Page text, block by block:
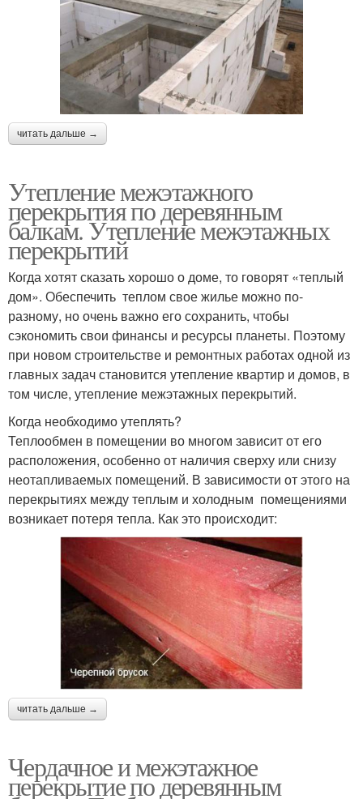
читать дальше →
Утепление межэтажного
перекрытия по деревянным
балкам. Утепление межэтажных
перекрытий
Когда хотят сказать хорошо о доме, то говорят «теплый
дом». Обеспечить теплом свое жилье можно по-
разному, но очень важно его сохранить, чтобы
сэкономить свои финансы и ресурсы планеты. Поэтому
при новом строительстве и ремонтных работах одной из
главных задач становится утепление квартир и домов, в
том числе, утепление межэтажных перекрытий.
Когда необходимо утеплять?
Теплообмен в помещении во многом зависит от его
расположения, особенно от наличия сверху или снизу
неотапливаемых помещений. В зависимости от этого на
перекрытиях между теплым и холодным помещениями
возникает потеря тепла. Как это происходит:
читать дальше →
Чердачное и межэтажное
перекрытие по деревянным